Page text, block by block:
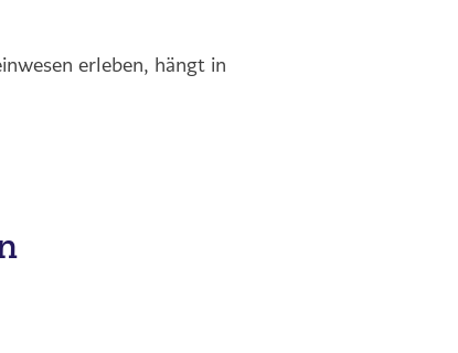
erleben, hängt in